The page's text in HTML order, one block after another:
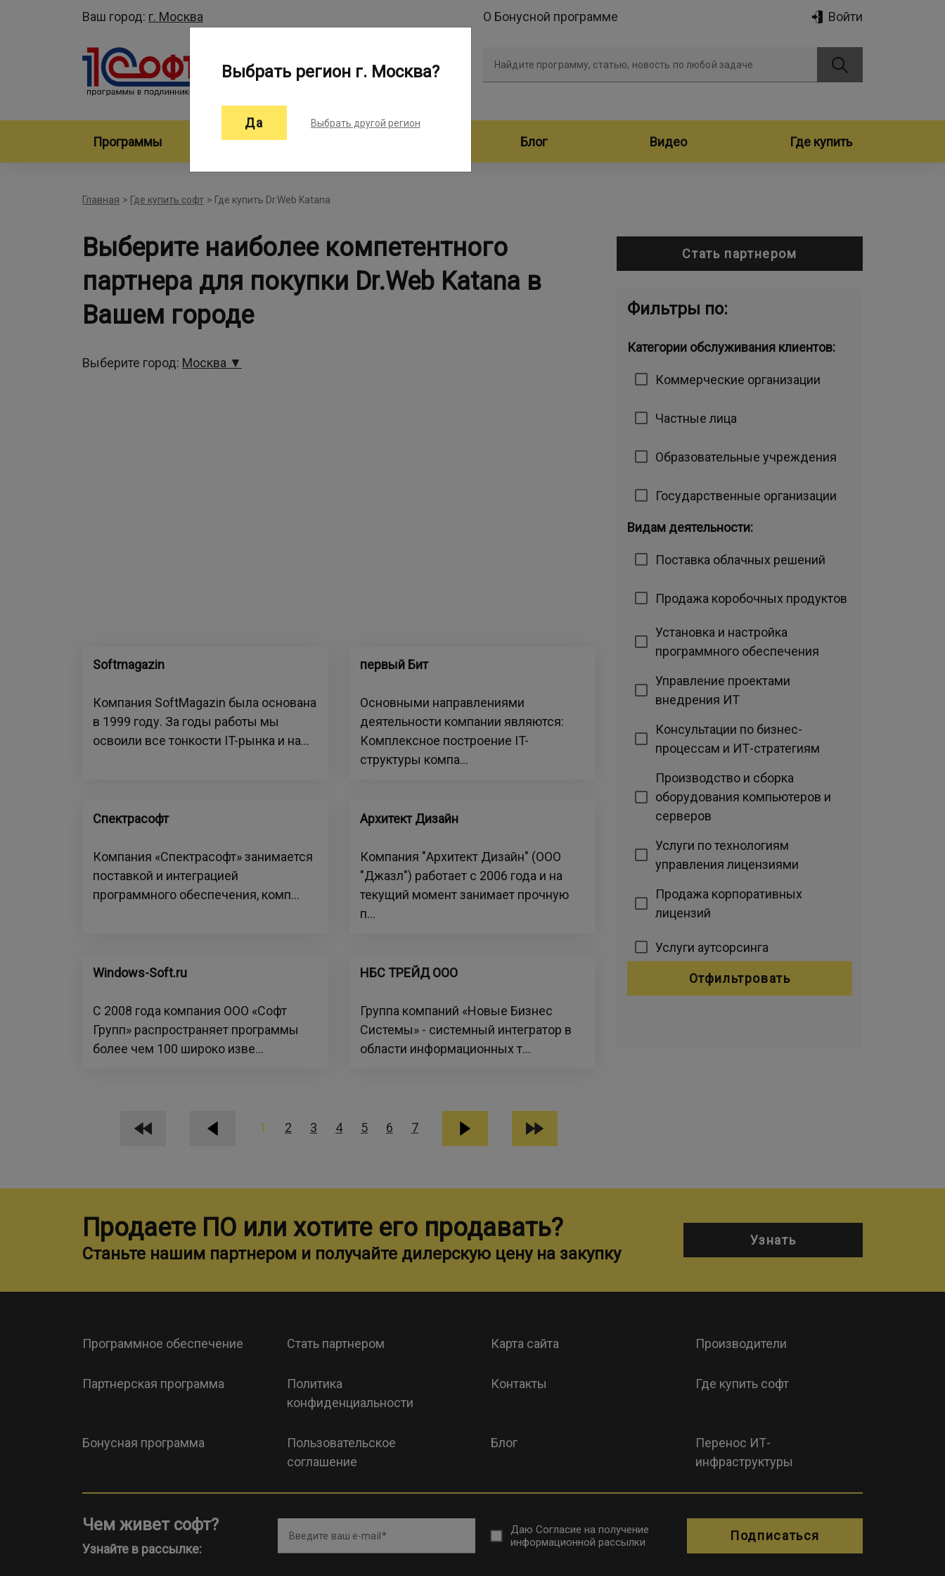
Ваш город: г. Москва Войти
О Бонусной программе
Найдите программу, статью, новость по любой задаче
Программы Производители программ Блог Видео Где купить
Главная > Где купить софт > Где купить Dr.Web Katana
Выберите наиболее компетентного
партнера для покупки Dr.Web Katana в
Вашем городе
Выберите город: Москва ▼
Softmagazin
Компания SoftMagazin была основана
в 1999 году. За годы работы мы
освоили все тонкости IT-рынка и на...
первый Бит
Основными направлениями
деятельности компании являются:
Комплексное построение IT-
структуры компа...
Спектрасофт
Компания «Спектрасофт» занимается
поставкой и интеграцией
программного обеспечения, комп...
Архитект Дизайн
Компания "Архитект Дизайн" (ООО
"Джазл") работает с 2006 года и на
текущий момент занимает прочную
п...
Windows-Soft.ru
С 2008 года компания ООО «Софт
Групп» распространяет программы
более чем 100 широко изве...
НБС ТРЕЙД ООО
Группа компаний «Новые Бизнес
Системы» - системный интегратор в
области информационных т...
1 2 3 4 5 6 7
Стать партнером
Фильтры по:
Категории обслуживания клиентов:
Коммерческие организации
Частные лица
Образовательные учреждения
Государственные организации
Видам деятельности:
Поставка облачных решений
Продажа коробочных продуктов
Установка и настройка
программного обеспечения
Управление проектами
внедрения ИТ
Консультации по бизнес-
процессам и ИТ-стратегиям
Производство и сборка
оборудования компьютеров и
серверов
Услуги по технологиям
управления лицензиями
Продажа корпоративных
лицензий
Услуги аутсорсинга
Отфильтровать
Продаете ПО или хотите его продавать?
Станьте нашим партнером и получайте дилерскую цену на закупку
Узнать
Программное обеспечение Стать партнером Карта сайта Производители
Партнерская программа
Политика
конфиденциальности
Контакты Где купить софт
Бонусная программа
Пользовательское
соглашение
Блог
Перенос ИТ-
инфраструктуры
Чем живет софт?
Узнайте в рассылке:
Введите ваш e-mail Даю Согласие на получение
информационной рассылки
Подписаться
Выбрать регион г. Москва?
Да Выбрать другой регион